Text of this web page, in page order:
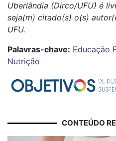
Uberlândia (Dirco/UFU) é
seja(m) citado(s) o(s)
UFU.
Palavras-chave: Educação
Nutrição
CONTEÚDO